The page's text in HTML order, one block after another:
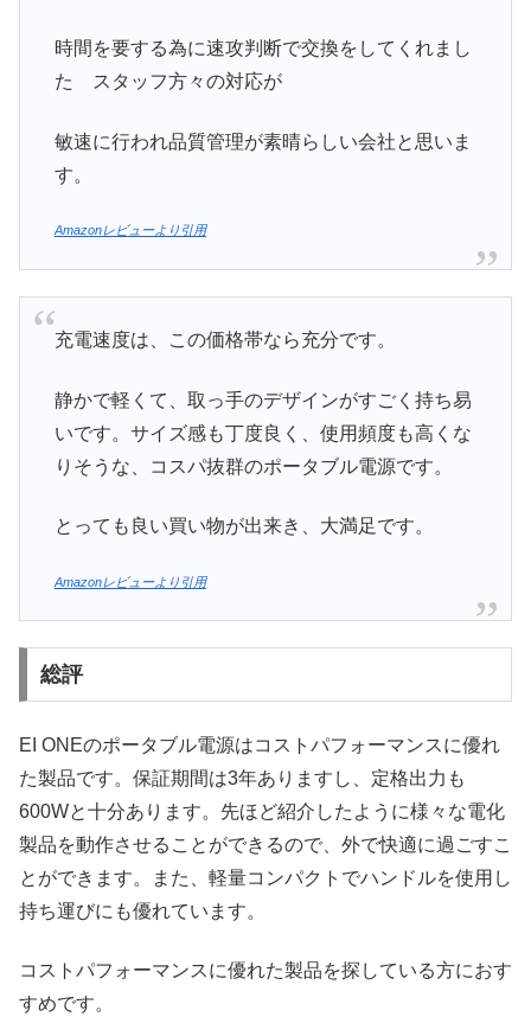
時間を要する為に速攻判断で交換をしてくれまし
た スタッフ方々の対応が
敏速に行われ品質管理が素晴らしい会社と思いま
す。
Amazonレビューより引用
充電速度は、この価格帯なら充分です。
静かで軽くて、取っ手のデザインがすごく持ち易
いです。サイズ感も丁度良く、使用頻度も高くな
りそうな、コスパ抜群のポータブル電源です。
とっても良い買い物が出来き、大満足です。
Amazonレビューより引用
総評
EI ONEのポータブル電源はコストパフォーマンスに優れ
た製品です。保証期間は3年ありますし、定格出力も
600Wと十分あります。先ほど紹介したように様々な電化
製品を動作させることができるので、外で快適に過ごすこ
とができます。また、軽量コンパクトでハンドルを使用し
持ち運びにも優れています。
コストパフォーマンスに優れた製品を探している方におす
すめです。